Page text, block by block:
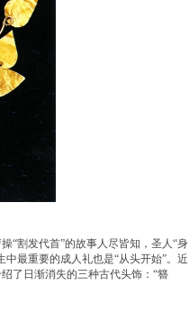
割发代首”的故事人尽皆知，圣人“身
最重要的成人礼也是“从头开始”。近
了日渐消失的三种古代头饰：“簪